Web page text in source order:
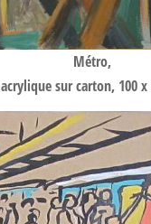
Métro,
acrylique sur carton, 100 x